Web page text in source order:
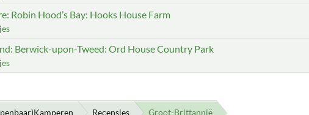
Robin Hood’s Bay: Hooks House Farm
Berwick-upon-Tweed: Ord House Country Park
Recensies Groot-Brittannië